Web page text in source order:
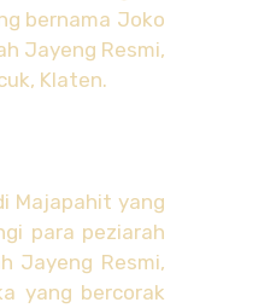
bernama Joko
Jayeng Resmi,
Klaten.
Majapahit yang
para peziarah
Jayeng Resmi,
yang bercorak